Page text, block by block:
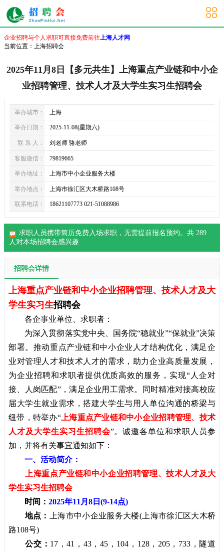
上海招聘会
企业招聘与个人求职可直接免费前往上海人才网
当前位置： 上海招聘会
2025年11月8日【多元共生】上海重点产业链和中小企
业招聘管理、技术人才及大学生实习生招聘会
举办城市： 上海
举办日期： 2025-11-08(星期六)
联 系 人： 刘老师 骆老师
客服微信： 79819665
举办地址： 上海市中小企业服务大楼
举办地点： 上海市徐汇区大木桥路108号
联系电话： 18621107773 021-51088986
求职人员携带简历免费入场求职，无需提前报名预约。共 289
人对本场招聘会感兴趣
招聘会详情
上海重点产业链和中小企业招聘管理、技术人才及大
学生实习生招聘会
各企事业单位、求职者：
为深入贯彻落实党中央、国务院“稳就业”“保就业”决策
部署。推动重点产业链和中小企业人才结构优化，满足企
业对管理人才和技术人才的需求，助力企业高质量发展，
为企业招聘和求职者提供优质高效的服务，实现“人企对
接、人岗匹配”，满足企业用工需求。同时精准对接高校应
届大学生就业需求，搭建大学生与用人单位沟通的桥梁与
纽带，特举办“上海重点产业链和中小企业招聘管理、技术
人才及大学生实习生招聘会”。诚邀各单位和求职人员参
加，并将有关事宜通知如下：
一、活动简介：
上海重点产业链和中小企业招聘管理、技术人才及大
学生实习生招聘会
时间： 2025年11月8日(9-14点)
地点：
上海市中小企业服务大楼(上海市徐汇区大木桥
路108号)
公交： 17，41，43，45，104，128，205，733，隧道